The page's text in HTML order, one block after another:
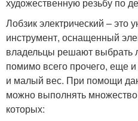
Лобзик электрический – это
инструмент, оснащенный
владельцы решают выбрать
помимо всего прочего, еще
и малый вес. При помощи
можно выполнять
которых: